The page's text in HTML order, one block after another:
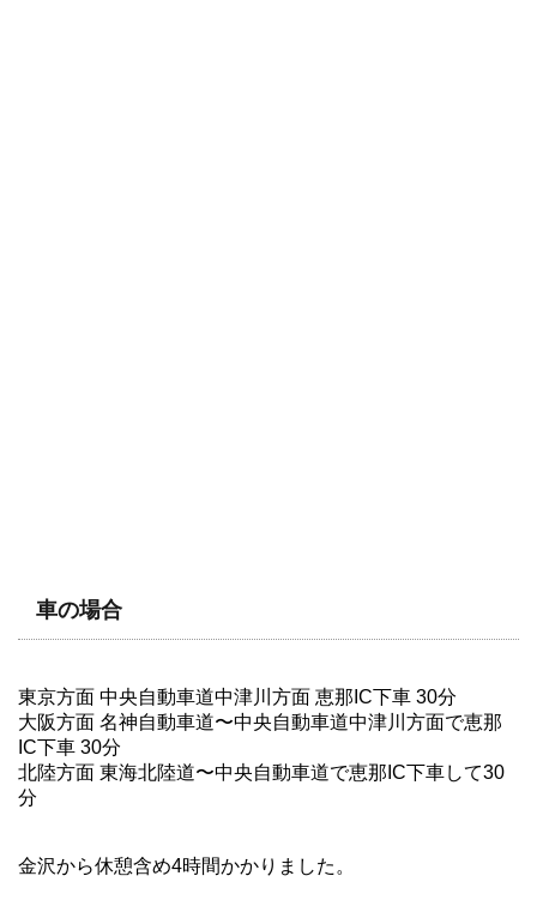
車の場合
東京方面 中央自動車道中津川方面 恵那IC下車 30分
大阪方面 名神自動車道〜中央自動車道中津川方面で恵那
IC下車 30分
北陸方面 東海北陸道〜中央自動車道で恵那IC下車して30
分
金沢から休憩含め4時間かかりました。